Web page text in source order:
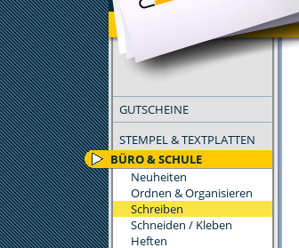
GUTSCHEINE
STEMPEL & TEXTPLATTEN
BÜRO & SCHULE
Neuheiten
Ordnen & Organisieren
Schreiben
Schneiden / Kleben
Heften
FILTER